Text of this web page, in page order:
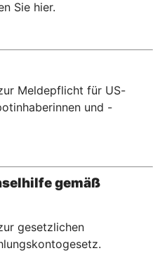
Sie hier.
Meldepflicht für US-
und -
gemäß
gesetzlichen